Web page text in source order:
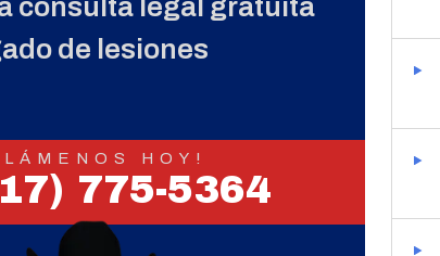
consulta legal gratuita
de lesiones
HOY!
775-5364